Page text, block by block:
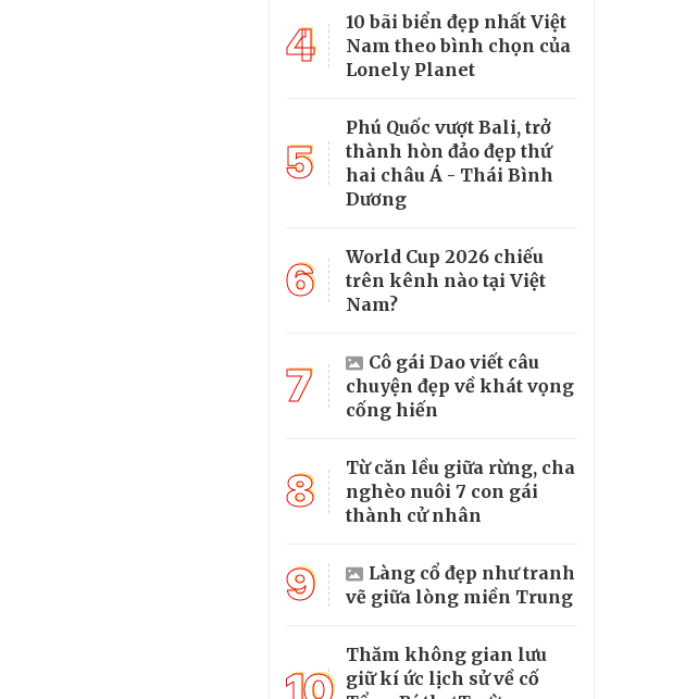
4
10 bãi biển đẹp nhất Việt
Nam theo bình chọn của
Lonely Planet
5
Phú Quốc vượt Bali, trở
thành hòn đảo đẹp thứ
hai châu Á - Thái Bình
Dương
6
World Cup 2026 chiếu
trên kênh nào tại Việt
Nam?
7
Cô gái Dao viết câu
chuyện đẹp về khát vọng
cống hiến
8
Từ căn lều giữa rừng, cha
nghèo nuôi 7 con gái
thành cử nhân
9
Làng cổ đẹp như tranh
vẽ giữa lòng miền Trung
Thăm không gian lưu
giữ kí ức lịch sử về cố